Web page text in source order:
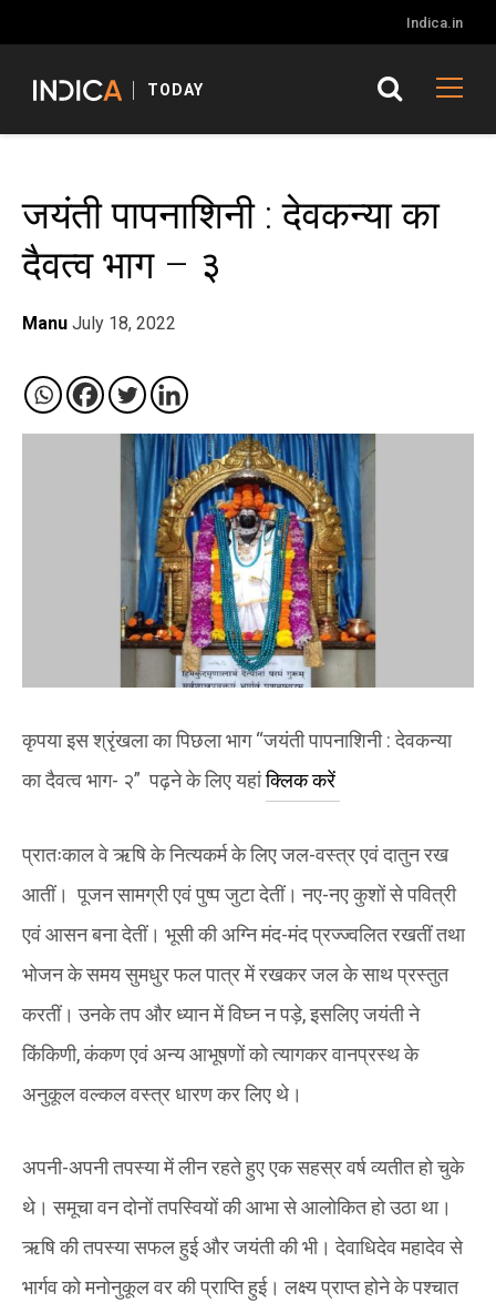
Indica.in
TODAY
जयंती पापनाशिनी : देवकन्या का
दैवत्व भाग – ३
Manu July 18, 2022
कृपया इस श्रृंखला का पिछला भाग “जयंती पापनाशिनी : देवकन्या
का दैवत्व भाग- २” पढ़ने के लिए यहांक्लिक करें
प्रातःकाल वे ऋषि के नित्यकर्म के लिए जल-वस्त्र एवं दातुन रख
आतीं। पूजन सामग्री एवं पुष्प जुटा देतीं। नए-नए कुशों से पवित्री
एवं आसन बना देतीं। भूसी की अग्नि मंद-मंद प्रज्ज्वलित रखतीं तथा
भोजन के समय सुमधुर फल पात्र में रखकर जल के साथ प्रस्तुत
करतीं। उनके तप और ध्यान में विघ्न न पड़े, इसलिए जयंती ने
किंकिणी, कंकण एवं अन्य आभूषणों को त्यागकर वानप्रस्थ के
अनुकूल वल्कल वस्त्र धारण कर लिए थे।
अपनी-अपनी तपस्या में लीन रहते हुए एक सहस्र वर्ष व्यतीत हो चुके
थे। समूचा वन दोनों तपस्वियों की आभा से आलोकित हो उठा था।
ऋषि की तपस्या सफल हुई और जयंती की भी। देवाधिदेव महादेव से
भार्गव को मनोनुकूल वर की प्राप्ति हुई। लक्ष्य प्राप्त होने के पश्चात